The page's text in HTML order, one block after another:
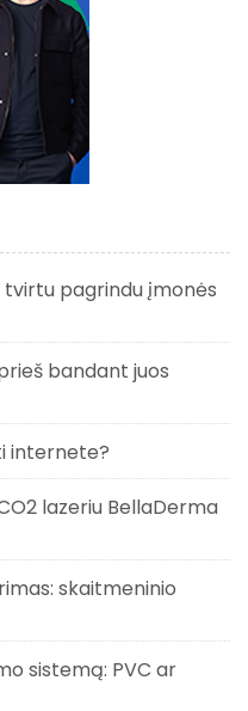
pagrindu įmonės
bandant juos
internete?
lazeriu BellaDerma
skaitmeninio
sistemą: PVC ar